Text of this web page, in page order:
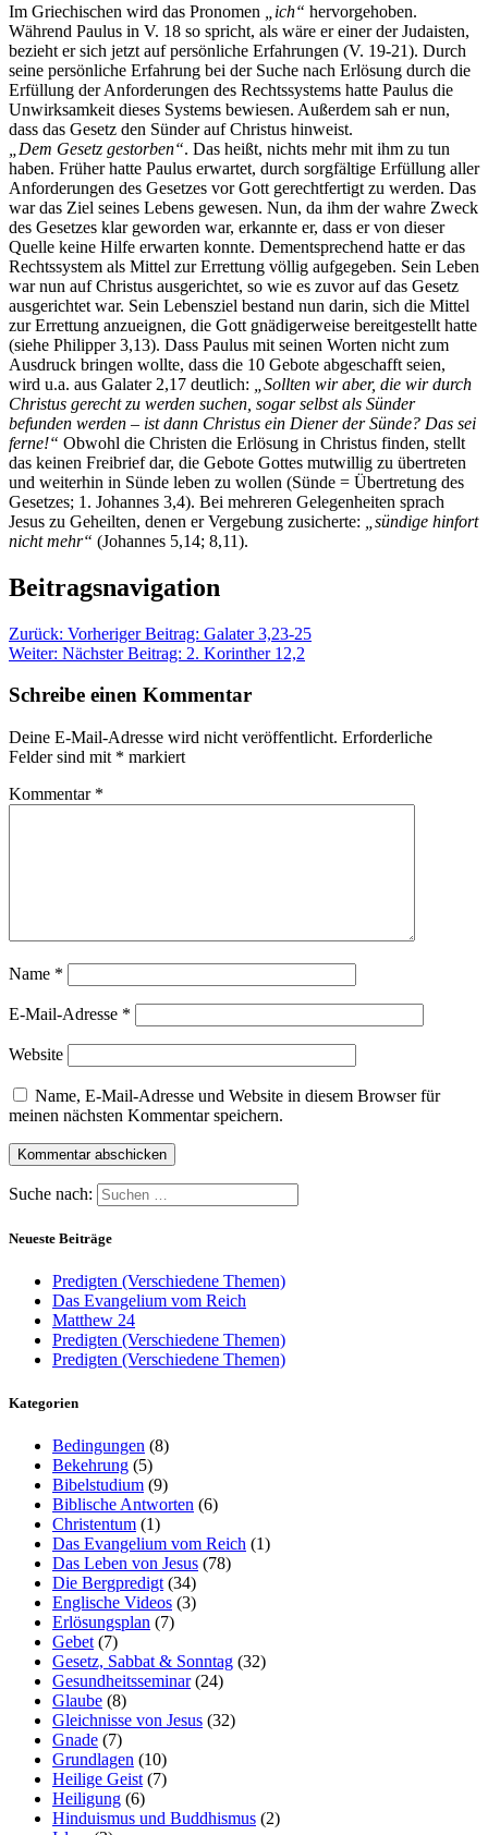
Im Griechischen wird das Pronomen
„ich“ hervorgehoben.
Während Paulus in V. 18 so spricht, als wäre er einer der Judaisten,
bezieht er sich jetzt auf persönliche Erfahrungen (V. 19-21). Durch
seine persönliche Erfahrung bei der Suche nach Erlösung durch die
Erfüllung der Anforderungen des Rechtssystems hatte Paulus die
Unwirksamkeit dieses Systems bewiesen. Außerdem sah er nun,
dass das Gesetz den Sünder auf Christus hinweist.
„Dem Gesetz gestorben“. Das heißt, nichts mehr mit ihm zu tun
haben. Früher hatte Paulus erwartet, durch sorgfältige Erfüllung aller
Anforderungen des Gesetzes vor Gott gerechtfertigt zu werden. Das
war das Ziel seines Lebens gewesen. Nun, da ihm der wahre Zweck
des Gesetzes klar geworden war, erkannte er, dass er von dieser
Quelle keine Hilfe erwarten konnte. Dementsprechend hatte er das
Rechtssystem als Mittel zur Errettung völlig aufgegeben. Sein Leben
war nun auf Christus ausgerichtet, so wie es zuvor auf das Gesetz
ausgerichtet war. Sein Lebensziel bestand nun darin, sich die Mittel
zur Errettung anzueignen, die Gott gnädigerweise bereitgestellt hatte
(siehe Philipper 3,13). Dass Paulus mit seinen Worten nicht zum
Ausdruck bringen wollte, dass die 10 Gebote abgeschafft seien,
wird u.a. aus Galater 2,17 deutlich:
„Sollten wir aber, die wir durch
Christus gerecht zu werden suchen, sogar selbst als Sünder
befunden werden – ist dann Christus ein Diener der Sünde? Das sei
ferne!“ Obwohl die Christen die Erlösung in Christus finden, stellt
das keinen Freibrief dar, die Gebote Gottes mutwillig zu übertreten
und weiterhin in Sünde leben zu wollen (Sünde = Übertretung des
Gesetzes; 1. Johannes 3,4). Bei mehreren Gelegenheiten sprach
Jesus zu Geheilten, denen er Vergebung zusicherte:
„sündige hinfort
nicht mehr“ (Johannes 5,14; 8,11).
Beitragsnavigation
Zurück: Vorheriger Beitrag: Galater 3,23-25
Weiter: Nächster Beitrag: 2. Korinther 12,2
Schreibe einen Kommentar
Deine E-Mail-Adresse wird nicht veröffentlicht. Erforderliche
Felder sind mit * markiert
Kommentar *
Name *
E-Mail-Adresse *
Website
Name, E-Mail-Adresse und Website in diesem Browser für
meinen nächsten Kommentar speichern.
Suche nach:
Neueste Beiträge
Predigten (Verschiedene Themen)
Das Evangelium vom Reich
Matthew 24
Predigten (Verschiedene Themen)
Predigten (Verschiedene Themen)
Kategorien
Bedingungen (8)
Bekehrung (5)
Bibelstudium (9)
Biblische Antworten (6)
Christentum (1)
Das Evangelium vom Reich (1)
Das Leben von Jesus (78)
Die Bergpredigt (34)
Englische Videos (3)
Erlösungsplan (7)
Gebet (7)
Gesetz, Sabbat & Sonntag (32)
Gesundheitsseminar(24)
Glaube (8)
Gleichnisse von Jesus (32)
Gnade (7)
Grundlagen (10)
Heilige Geist (7)
Heiligung (6)
Hinduismus und Buddhismus (2)